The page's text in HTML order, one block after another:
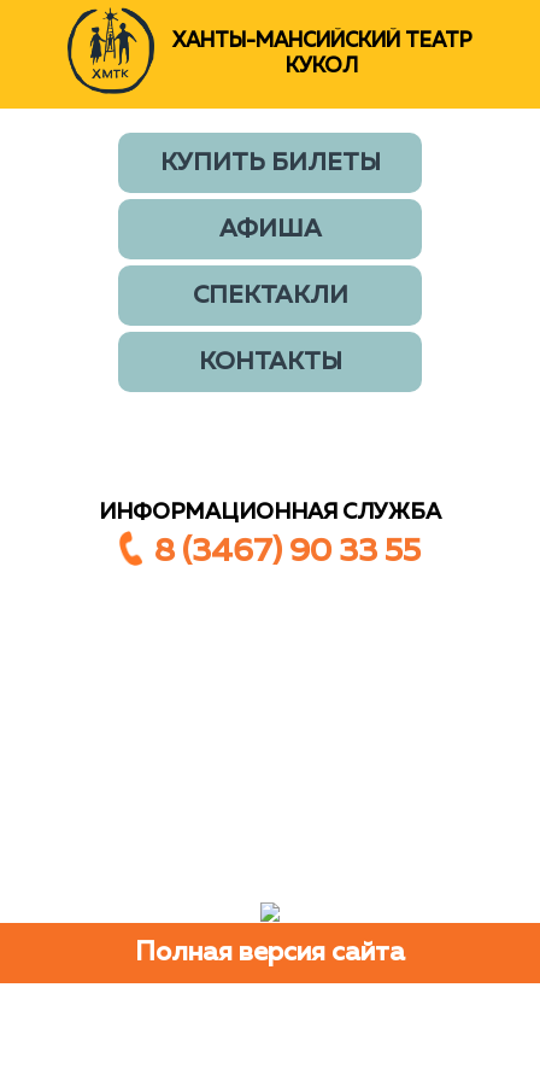
ХАНТЫ-МАНСИЙСКИЙ ТЕАТР
КУКОЛ
КУПИТЬ БИЛЕТЫ
АФИША
СПЕКТАКЛИ
КОНТАКТЫ
ИНФОРМАЦИОННАЯ СЛУЖБА
8 (3467) 90 33 55
Полная версия сайта